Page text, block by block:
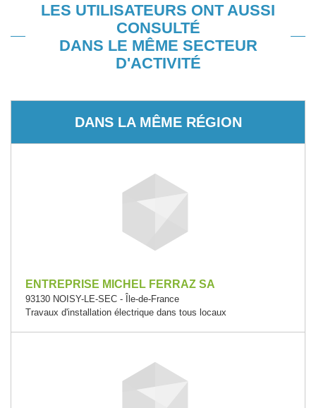
LES UTILISATEURS ONT AUSSI
CONSULTÉ
DANS LE MÊME SECTEUR
D'ACTIVITÉ
DANS LA MÊME RÉGION
ENTREPRISE MICHEL FERRAZ SA
93130 NOISY-LE-SEC - Île-de-France
Travaux d'installation électrique dans tous locaux